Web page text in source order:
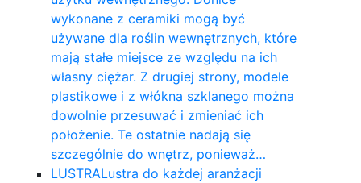
wykonane z ceramiki mogą być
używane dla roślin wewnętrznych, które
mają stałe miejsce ze względu na ich
własny ciężar. Z drugiej strony, modele
plastikowe i z włókna szklanego można
dowolnie przesuwać i zmieniać ich
położenie. Te ostatnie nadają się
szczególnie do wnętrz, ponieważ…
LUSTRALustra do każdej aranżacji